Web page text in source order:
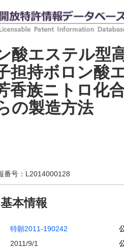
酸エステル型
担持ボロン酸
香族ニトロ化
の製造方法
番号： L2014000128
基本情報
特願2011-190242
2011/9/1